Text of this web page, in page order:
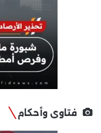
فتاوى وأحكام